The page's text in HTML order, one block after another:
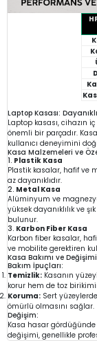
Laptop Kasası:
Laptop kasası, cihazın
önemli bir parçadır.
kullanıcı deneyimini
Kasa Malzemeleri ve
1. Plastik Kasa
Plastik kasalar, hafif ve
az dayanıklıdır.
2. Metal Kasa
Alüminyum ve
yüksek dayanıklılık ve
bulunur.
3. Karbon Fiber Kasa
Karbon fiber kasalar,
ve mobilite gerektiren
Kasa Bakımı ve Değişimi
Bakım İpuçları:
Temizlik: Kasanın
korur hem de toz
Koruma: Sert
ömürlü olmasını sağlar.
Değişim:
Kasa hasar
değişimi, genellikle